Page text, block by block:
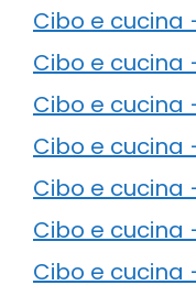
Cibo e cucina
Cibo e cucina
Cibo e cucina
Cibo e cucina
Cibo e cucina
Cibo e cucina
Cibo e cucina